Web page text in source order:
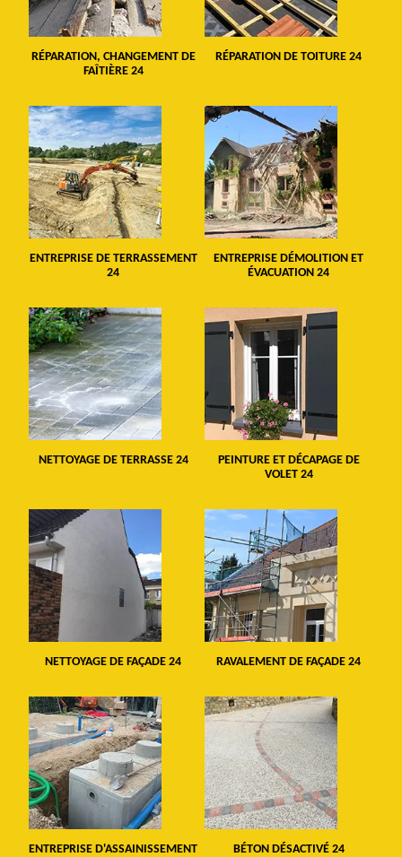
RÉPARATION, CHANGEMENT DE
FAÎTIÈRE 24
RÉPARATION DE TOITURE 24
ENTREPRISE DE TERRASSEMENT
24
ENTREPRISE DÉMOLITION ET
ÉVACUATION 24
NETTOYAGE DE TERRASSE 24
PEINTURE ET DÉCAPAGE DE
VOLET 24
NETTOYAGE DE FAÇADE 24 RAVALEMENT DE FAÇADE 24
ENTREPRISE D'ASSAINISSEMENT BÉTON DÉSACTIVÉ 24